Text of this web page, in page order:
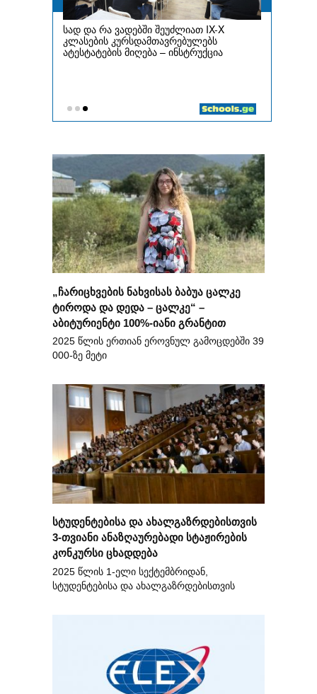
„ჩარიცხვების ნახვისას ბაბუა ცალკე
ტიროდა და დედა – ცალკე“ –
აბიტურიენტი 100%-იანი გრანტით
2025 წლის ერთიან ეროვნულ გამოცდებში 39
000-ზე მეტი
სტუდენტებისა და ახალგაზრდებისთვის
3-თვიანი ანაზღაურებადი სტაჟირების
კონკურსი ცხადდება
2025 წლის 1-ელი სექტემბრიდან,
სტუდენტებისა და ახალგაზრდებისთვის